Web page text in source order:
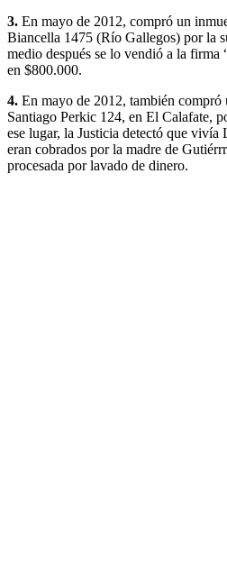
3. En mayo de 2012, compró un
Biancella 1475 (Río Gallegos) por la
medio después se lo vendió a la firma
en $800.000.
4. En mayo de 2012, también compró
Santiago Perkic 124, en El Calafate,
ese lugar, la Justicia detectó que
eran cobrados por la madre de
procesada por lavado de dinero.